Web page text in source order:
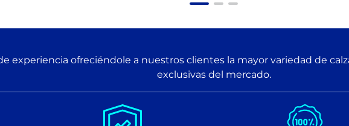
experiencia ofreciéndole a nuestros clientes la mayor variedad de
exclusivas del mercado.